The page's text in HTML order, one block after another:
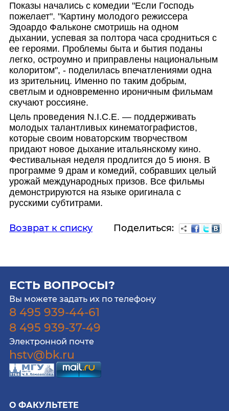
Показы начались с комедии "Если Господь
пожелает". "Картину молодого режиссера
Эдоардо Фальконе смотришь на одном
дыхании, успевая за полтора часа сродниться с
ее героями. Проблемы быта и бытия поданы
легко, остроумно и приправлены национальным
колоритом", - поделилась впечатлениями одна
из зрительниц. Именно по таким добрым,
светлым и одновременно ироничным фильмам
скучают россияне.
Цель проведения N.I.C.E. — поддерживать
молодых талантливых кинематографистов,
которые своим новаторским творчеством
придают новое дыхание итальянскому кино.
Фестивальная неделя продлится до 5 июня. В
программе 9 драм и комедий, собравших целый
урожай международных призов. Все фильмы
демонстрируются на языке оригинала с
русскими субтитрами.
Возврат к списку Поделиться:
ЕСТЬ ВОПРОСЫ?
Вы можете задать их по телефону
8 495 939-44-61
8 495 939-37-49
Электронной почте
hstv@bk.ru
О ФАКУЛЬТЕТЕ